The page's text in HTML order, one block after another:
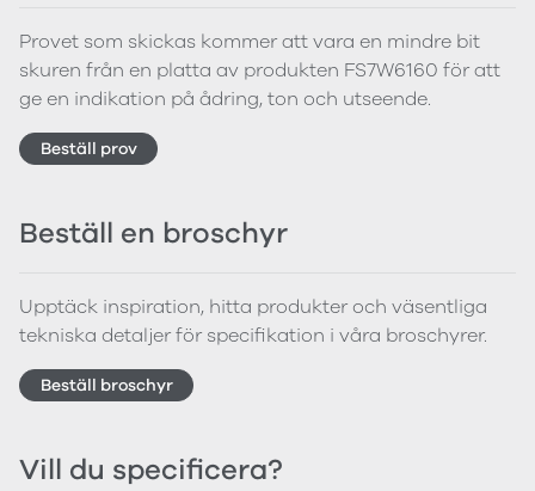
Provet som skickas kommer att vara en mindre bit
skuren från en platta av produkten FS7W6160 för att
ge en indikation på ådring, ton och utseende.
Beställ prov
Beställ en broschyr
Upptäck inspiration, hitta produkter och väsentliga
tekniska detaljer för specifikation i våra broschyrer.
Beställ broschyr
Vill du specificera?